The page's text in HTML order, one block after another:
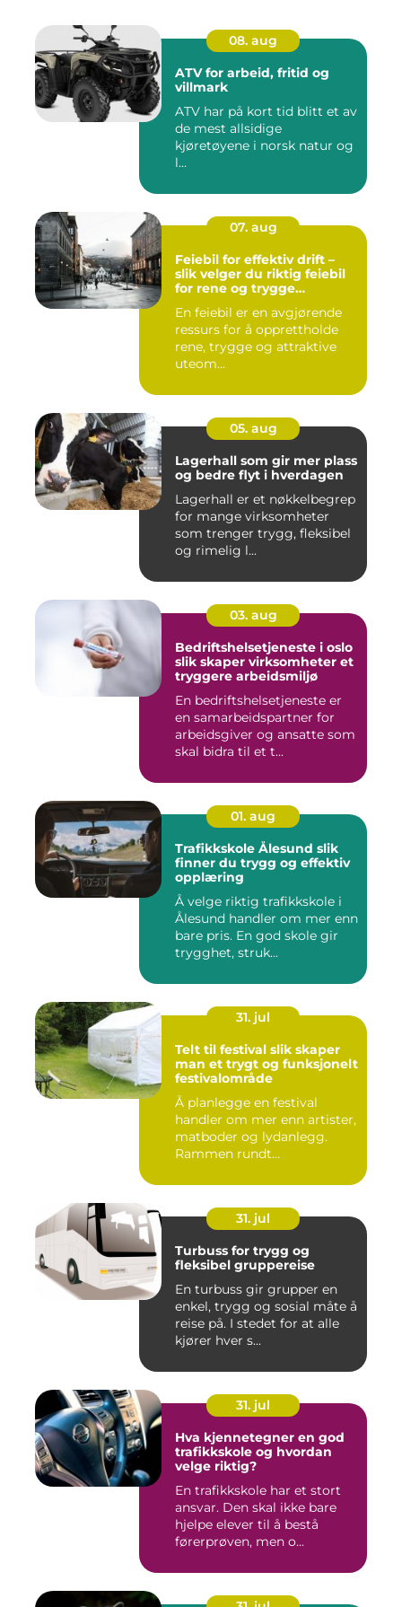
08. aug
ATV for arbeid, fritid og
villmark
ATV har på kort tid blitt et av
de mest allsidige
kjøretøyene i norsk natur og
l...
07. aug
Feiebil for effektiv drift –
slik velger du riktig feiebil
for rene og trygge
En feiebil er en avgjørende
ressurs for å opprettholde
rene, trygge og attraktive
uteom...
05. aug
Lagerhall som gir mer plass
og bedre flyt i hverdagen
Lagerhall er et nøkkelbegrep
for mange virksomheter
som trenger trygg, fleksibel
og rimelig l...
03. aug
Bedriftshelsetjeneste i oslo
slik skaper virksomheter et
tryggere arbeidsmiljø
En bedriftshelsetjeneste er
en samarbeidspartner for
arbeidsgiver og ansatte som
skal bidra til et t...
01. aug
Trafikkskole Ålesund slik
finner du trygg og effektiv
opplæring
Å velge riktig trafikkskole i
Ålesund handler om mer enn
bare pris. En god skole gir
trygghet, struk...
31. jul
Telt til festival slik skaper
man et trygt og funksjonelt
festivalområde
Å planlegge en festival
handler om mer enn artister,
matboder og lydanlegg.
Rammen rundt
31. jul
Turbuss for trygg og
fleksibel gruppereise
En turbuss gir grupper en
enkel, trygg og sosial måte å
reise på. I stedet for at alle
kjører hver s...
31. jul
Hva kjennetegner en god
trafikkskole og hvordan
velge riktig?
En trafikkskole har et stort
ansvar. Den skal ikke bare
hjelpe elever til å bestå
førerprøven, men o...